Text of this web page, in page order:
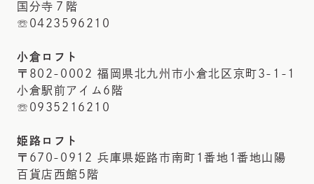
国分寺７階
☏0423596210
小倉ロフト
〒802-0002 福岡県北九州市小倉北区京町3-1-1
小倉駅前アイム6階
☏0935216210
姫路ロフト
〒670-0912 兵庫県姫路市南町1番地1番地山陽
百貨店西館5階